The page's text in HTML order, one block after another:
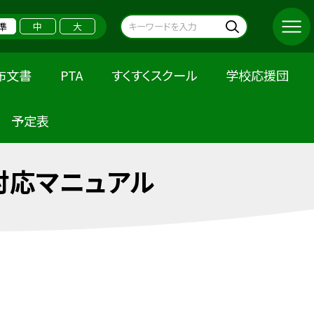
中 大
文書 PTA すくすくスクール 学校応援団
予定表
マニュアル